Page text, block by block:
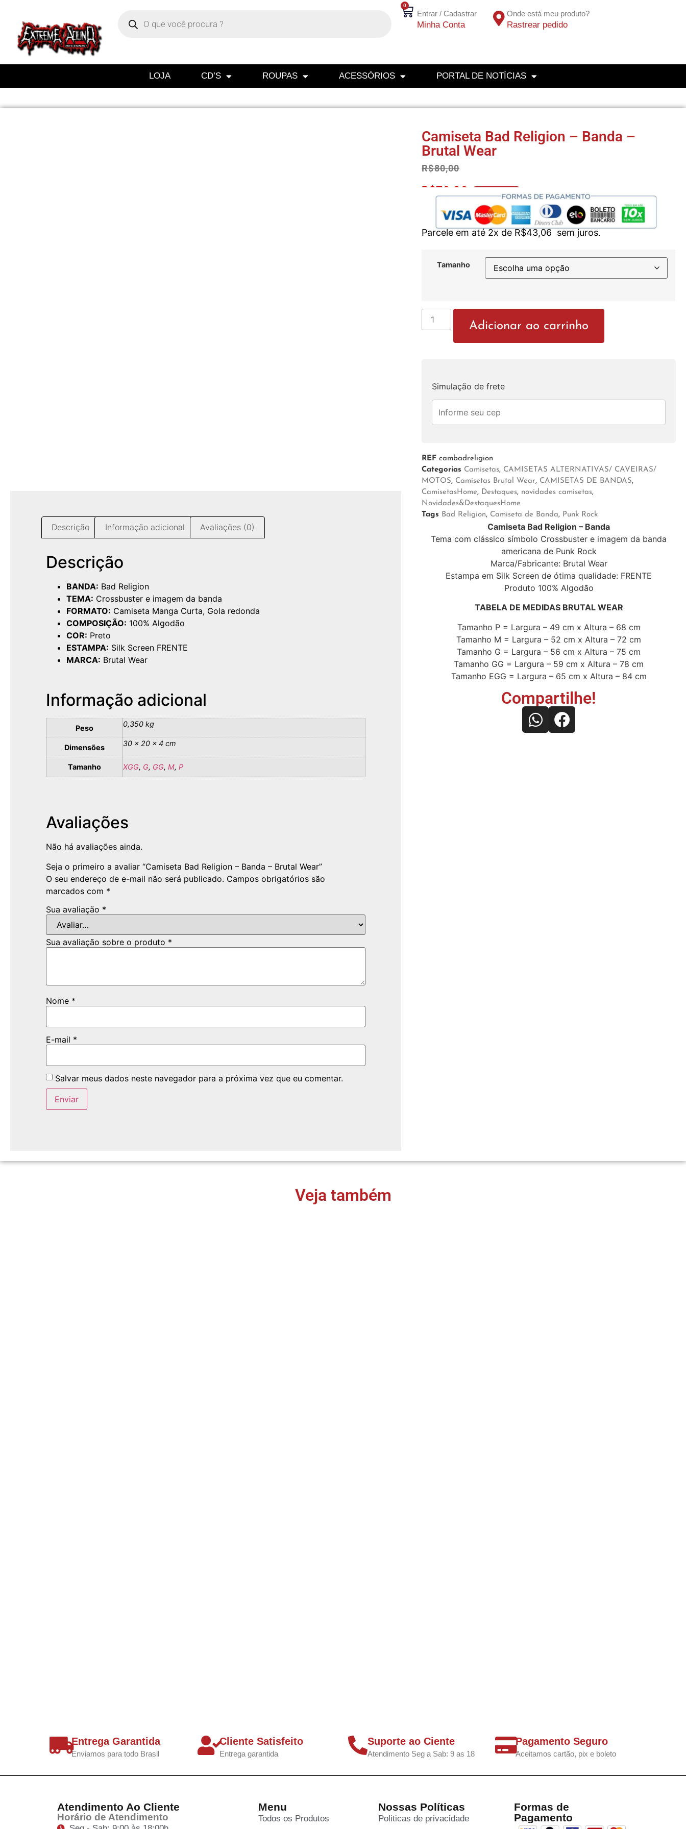
0
Entrar / Cadastrar
Minha Conta
Onde está meu produto?
Rastrear pedido
LOJA CD’S ROUPAS ACESSÓRIOS PORTAL DE NOTÍCIAS
Descrição Informação adicional Avaliações (0)
Descrição
BANDA: Bad Religion
TEMA: Crossbuster e imagem da banda
FORMATO: Camiseta Manga Curta, Gola redonda
COMPOSIÇÃO: 100% Algodão
COR: Preto
ESTAMPA: Silk Screen FRENTE
MARCA: Brutal Wear
Informação adicional
Peso 0,350 kg
Dimensões 30 × 20 × 4 cm
Tamanho XGG, G, GG, M, P
Avaliações
Não há avaliações ainda.
Seja o primeiro a avaliar “Camiseta Bad Religion – Banda – Brutal Wear”
O seu endereço de e-mail não será publicado. Campos obrigatórios são
marcados com *
Sua avaliação *
Sua avaliação sobre o produto *
Nome *
E-mail *
Salvar meus dados neste navegador para a próxima vez que eu comentar.
Camiseta Bad Religion – Banda –
Brutal Wear
R$80,00
R$76,00
Parcele em até 2x de R$43,06 sem juros.
Tamanho
Adicionar ao carrinho
Simulação de frete
REFcambadreligion
Categorias Camisetas, CAMISETAS ALTERNATIVAS/ CAVEIRAS/
MOTOS, Camisetas Brutal Wear, CAMISETAS DE BANDAS,
CamisetasHome, Destaques, novidades camisetas,
Novidades&DestaquesHome
Tags Bad Religion, Camiseta de Banda, Punk Rock
Camiseta Bad Religion – Banda
Tema com clássico símbolo Crossbuster e imagem da banda
americana de Punk Rock
Marca/Fabricante: Brutal Wear
Estampa em Silk Screen de ótima qualidade: FRENTE
Produto 100% Algodão
TABELA DE MEDIDAS BRUTAL WEAR
Tamanho P = Largura – 49 cm x Altura – 68 cm
Tamanho M = Largura – 52 cm x Altura – 72 cm
Tamanho G = Largura – 56 cm x Altura – 75 cm
Tamanho GG = Largura – 59 cm x Altura – 78 cm
Tamanho EGG = Largura – 65 cm x Altura – 84 cm
Compartilhe!
Veja também
Entrega Garantida
Enviamos para todo Brasil
Cliente Satisfeito
Entrega garantida
Suporte ao Ciente
Atendimento Seg a Sab: 9 as 18
Pagamento Seguro
Aceitamos cartão, pix e boleto
Atendimento Ao Cliente
Horário de Atendimento
Menu
Todos os Produtos
Nossas Políticas
Politicas de privacidade
Formas de
Pagamento